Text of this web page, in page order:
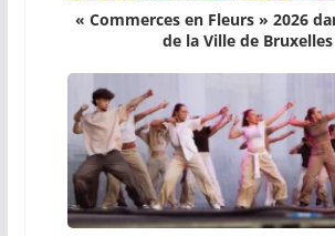
« Commerces en Fleurs » 2026
de la Ville de Bruxelles